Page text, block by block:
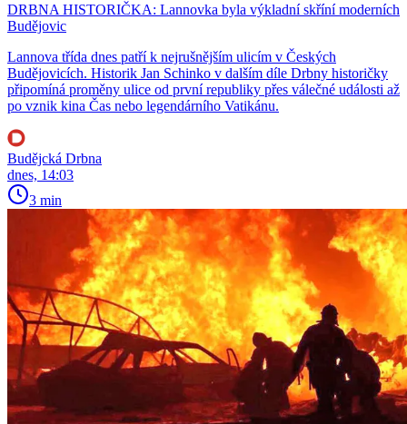
DRBNA HISTORIČKA: Lannovka byla výkladní skříní moderních
Budějovic
Lannova třída dnes patří k nejrušnějším ulicím v Českých
Budějovicích. Historik Jan Schinko v dalším díle Drbny historičky
připomíná proměny ulice od první republiky přes válečné události až
po vznik kina Čas nebo legendárního Vatikánu.
Budějcká Drbna
dnes, 14:03
3 min